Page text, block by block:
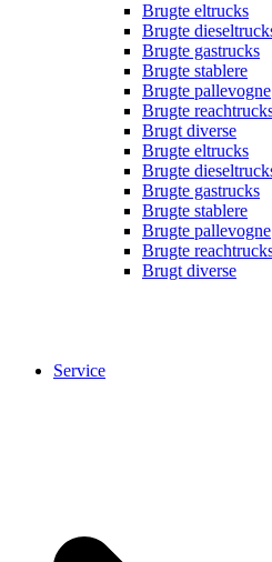
Brugte eltrucks
Brugte
Brugte gastrucks
Brugte stablere
Brugte pallevogne
Brugte
Brugt diverse
Brugte eltrucks
Brugte
Brugte gastrucks
Brugte stablere
Brugte pallevogne
Brugte
Brugt diverse
Service